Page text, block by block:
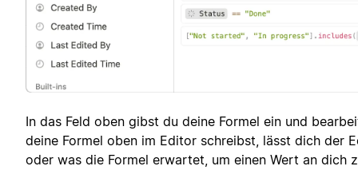
In das Feld oben gibst du deine Formel ein und
deine Formel oben im Editor schreibst, lässt dich der
oder was die Formel erwartet, um einen Wert an dich